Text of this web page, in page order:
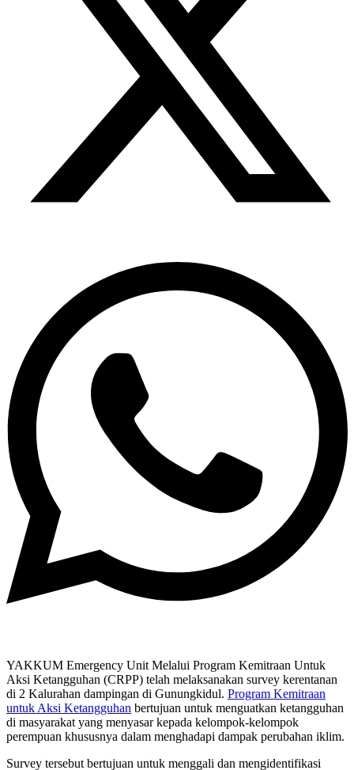
YAKKUM Emergency Unit Melalui Program Kemitraan Untuk
Aksi Ketangguhan (CRPP) telah melaksanakan survey kerentanan
di 2 Kalurahan dampingan di Gunungkidul. Program Kemitraan
untuk Aksi Ketangguhan bertujuan untuk menguatkan ketangguhan
di masyarakat yang menyasar kepada kelompok-kelompok
perempuan khususnya dalam menghadapi dampak perubahan iklim.
Survey tersebut bertujuan untuk menggali dan mengidentifikasi